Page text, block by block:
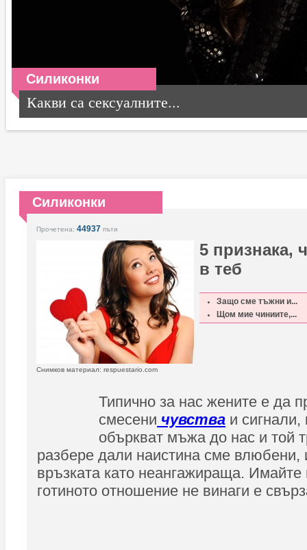
Силиконки
Какви са сексуалните...
Силиконки
Прочетена: 44937 пъти
5 признака,
в теб
Защо сме тъжни и...
Щом мие чиниите,...
Снимков материал: respuestario.com
Типично за нас жените е да
смесени чувства и сигнали,
объркват мъжа до нас и той
разбере дали наистина сме
връзката като неангажираща. Имайте
готиното отношение не винаги е